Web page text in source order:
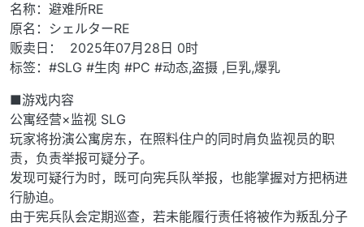
名称：避难所RE
原名：シェルターRE
贩卖日： 2025年07月28日 0时
标签：#SLG #生肉 #PC #动态,盗摄 ,巨乳,爆乳
■游戏内容
公寓经营×监视 SLG
玩家将扮演公寓房东，在照料住户的同时肩负监视员的职
责，负责举报可疑分子。
发现可疑行为时，既可向宪兵队举报，也能掌握对方把柄进
行胁迫。
由于宪兵队会定期巡查，若未能履行责任将被作为叛乱分子